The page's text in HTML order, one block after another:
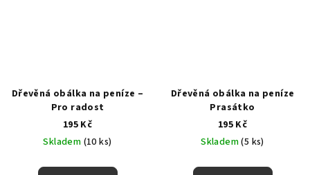
Dřevěná obálka na peníze –
Pro radost
195 Kč
Skladem (10 ks)
Dřevěná obálka na peníze
Prasátko
195 Kč
Skladem(5 ks)